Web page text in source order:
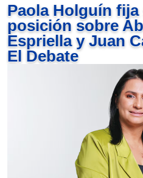
Paola Holguín fija
posición sobre
Espriella y Juan
El Debate